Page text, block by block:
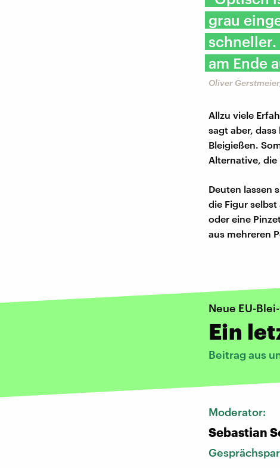
grau
schneller.
am Ende
Oliver
Allzu viele
sagt aber,
Bleigießen.
Alternative, die
Deuten lassen
die Figur
oder eine
aus mehreren
Neue EU-
Ein
Beitrag aus
Moderator:
Sebastian